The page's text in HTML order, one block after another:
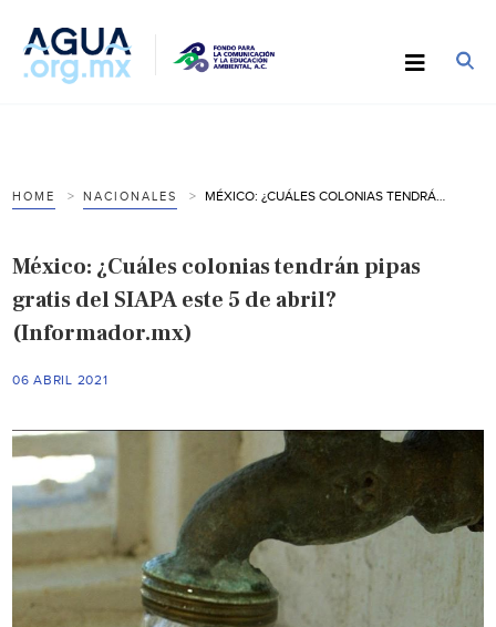
HOME NACIONALES
México: ¿Cuáles colonias tendrán pipas
gratis del SIAPA este 5 de abril?
(Informador.mx)
06 ABRIL 2021